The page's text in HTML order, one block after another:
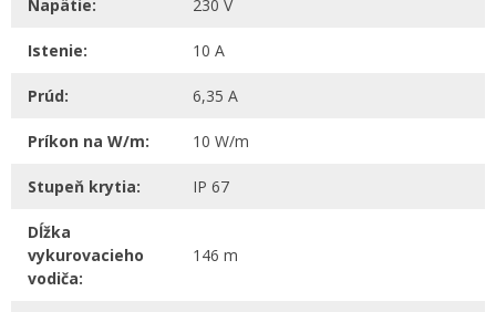
Napätie: 230 V
Istenie: 10 A
Prúd: 6,35 A
Príkon na W/m: 10 W/m
Stupeň krytia: IP 67
Dĺžka
vykurovacieho
vodiča:
146 m